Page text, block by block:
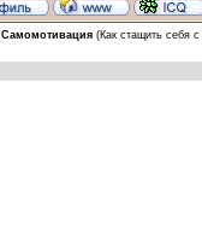
Самомотивация (Как стащить себя